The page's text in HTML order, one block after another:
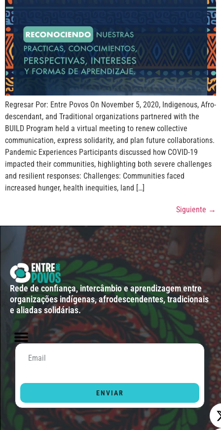
Regresar Por: Entre Povos On November 5, 2020, Indigenous, Afro-
descendant, and Traditional organizations partnered with the
BUILD Program held a virtual meeting to renew collective
communication, express solidarity, and plan future collaborations.
Pandemic Experiences Participants discussed how COVID-19
impacted their communities, highlighting both severe challenges
and resilient responses: Challenges: Communities faced
increased hunger, health inequities, land […]
Siguiente →
Rede de confiança, intercâmbio e aprendizagem entre
organizações indígenas, afrodescendentes, tradicionais
e aliadas solidárias.
ENVIAR